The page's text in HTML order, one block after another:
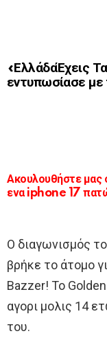
«ΕλλάδαΈχεις
εντυπωσίασε
Ακουλουθήστε μας
ενα iphone 17
Ο διαγωνισμός
βρήκε το άτομο
Bazzer! Το
αγορι μολις 14
του.